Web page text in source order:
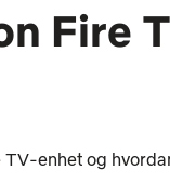
Fire
enhet og